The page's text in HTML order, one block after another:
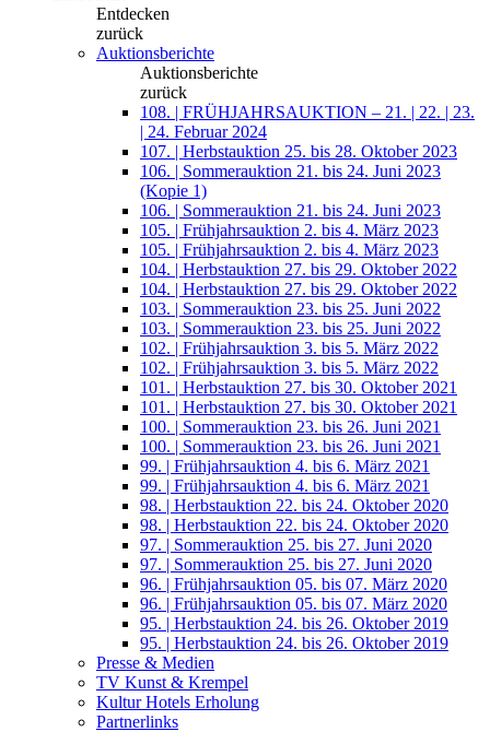
Entdecken
zurück
Auktionsberichte
Auktionsberichte
zurück
108. | FRÜHJAHRSAUKTION – 21. | 22. | 23.
| 24. Februar 2024
107. | Herbstauktion 25. bis 28. Oktober 2023
106. | Sommerauktion 21. bis 24. Juni 2023
(Kopie 1)
106. | Sommerauktion 21. bis 24. Juni 2023
105. | Frühjahrsauktion 2. bis 4. März 2023
105. | Frühjahrsauktion 2. bis 4. März 2023
104. | Herbstauktion 27. bis 29. Oktober 2022
104. | Herbstauktion 27. bis 29. Oktober 2022
103. | Sommerauktion 23. bis 25. Juni 2022
103. | Sommerauktion 23. bis 25. Juni 2022
102. | Frühjahrsauktion 3. bis 5. März 2022
102. | Frühjahrsauktion 3. bis 5. März 2022
101. | Herbstauktion 27. bis 30. Oktober 2021
101. | Herbstauktion 27. bis 30. Oktober 2021
100. | Sommerauktion 23. bis 26. Juni 2021
100. | Sommerauktion 23. bis 26. Juni 2021
99. | Frühjahrsauktion 4. bis 6. März 2021
99. | Frühjahrsauktion 4. bis 6. März 2021
98. | Herbstauktion 22. bis 24. Oktober 2020
98. | Herbstauktion 22. bis 24. Oktober 2020
97. | Sommerauktion 25. bis 27. Juni 2020
97. | Sommerauktion 25. bis 27. Juni 2020
96. | Frühjahrsauktion 05. bis 07. März 2020
96. | Frühjahrsauktion 05. bis 07. März 2020
95. | Herbstauktion 24. bis 26. Oktober 2019
95. | Herbstauktion 24. bis 26. Oktober 2019
Presse & Medien
TV Kunst & Krempel
Kultur Hotels Erholung
Partnerlinks